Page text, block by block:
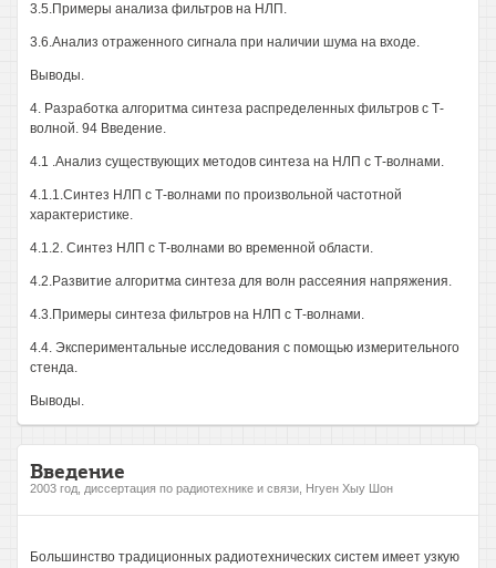
3.5.Примеры анализа фильтров на НЛП.
3.6.Анализ отраженного сигнала при наличии шума на входе.
Выводы.
4. Разработка алгоритма синтеза распределенных фильтров с Т-
волной. 94 Введение.
4.1 .Анализ существующих методов синтеза на НЛП с Т-волнами.
4.1.1.Синтез НЛП с Т-волнами по произвольной частотной
характеристике.
4.1.2. Синтез НЛП с Т-волнами во временной области.
4.2.Развитие алгоритма синтеза для волн рассеяния напряжения.
4.3.Примеры синтеза фильтров на НЛП с Т-волнами.
4.4. Экспериментальные исследования с помощью измерительного
стенда.
Выводы.
Введение
2003 год, диссертация по радиотехнике и связи, Нгуен Хыу Шон
Большинство традиционных радиотехнических систем имеет узкую